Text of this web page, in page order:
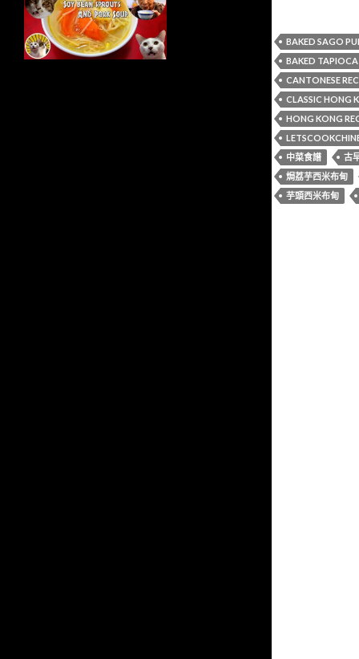
BAKED SAGO
BAKED
CANTONESE
CLASSIC HONG
HONG KONG
中菜食譜
古
焗荔芋西米布甸
芋頭西米布甸